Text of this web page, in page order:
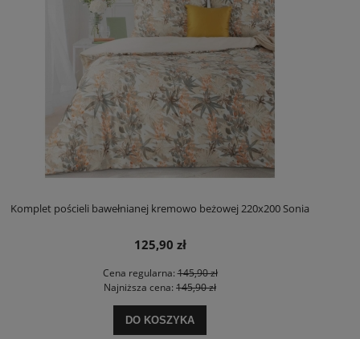
Komplet pościeli bawełnianej kremowo beżowej 220x200 Sonia
125,90 zł
Cena regularna:145,90 zł
Najniższa cena: 145,90 zł
DO KOSZYKA